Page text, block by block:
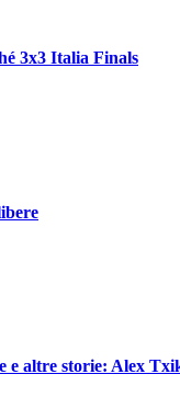
3x3 Italia Finals
e altre storie: Alex